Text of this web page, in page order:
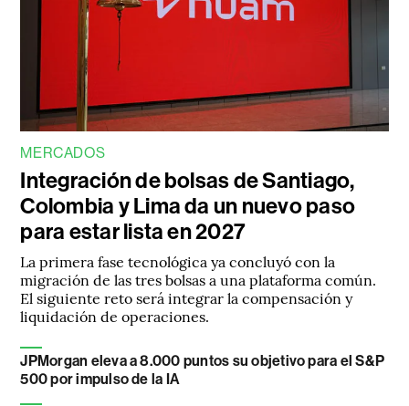
MERCADOS
Integración de bolsas de Santiago,
Colombia y Lima da un nuevo paso
para estar lista en 2027
La primera fase tecnológica ya concluyó con la
migración de las tres bolsas a una plataforma común.
El siguiente reto será integrar la compensación y
liquidación de operaciones.
JPMorgan eleva a 8.000 puntos su objetivo para el S&P
500 por impulso de la IA